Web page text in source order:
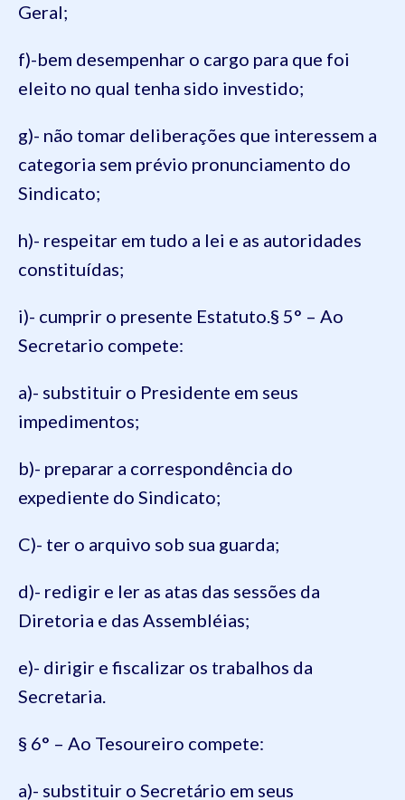
Geral;
f)-bem desempenhar o cargo para que foi
eleito no qual tenha sido investido;
g)- não tomar deliberações que interessem a
categoria sem prévio pronunciamento do
Sindicato;
h)- respeitar em tudo a lei e as autoridades
constituídas;
i)- cumprir o presente Estatuto.§ 5° – Ao
Secretario compete:
a)- substituir o Presidente em seus
impedimentos;
b)- preparar a correspondência do
expediente do Sindicato;
C)- ter o arquivo sob sua guarda;
d)- redigir e ler as atas das sessões da
Diretoria e das Assembléias;
e)- dirigir e fiscalizar os trabalhos da
Secretaria.
§ 6° – Ao Tesoureiro compete:
a)- substituir o Secretário em seus